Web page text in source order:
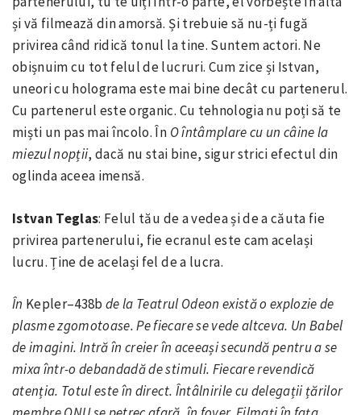
și vă filmează din amorsă. Și trebuie să nu-ți fugă
privirea când ridică tonul la tine. Suntem actori. Ne
obișnuim cu tot felul de lucruri. Cum zice și Istvan,
uneori cu holograma este mai bine decât cu partenerul.
Cu partenerul este organic. Cu tehnologia nu poți să te
miști un pas mai încolo. În O întâmplare cu un câine la
miezul nopții, dacă nu stai bine, sigur strici efectul din
oglinda aceea imensă.
Istvan Teglas: Felul tău de a vedea și de a căuta fie
privirea partenerului, fie ecranul este cam același
lucru. Ține de același fel de a lucra.
În Kepler–438bde la Teatrul Odeon există o explozie de
plasme zgomotoase. Pe fiecare se vede altceva. Un Babel
de imagini. Intră în creier în aceeași secundă pentru a se
mixa într-o debandadă de stimuli. Fiecare revendică
atenția. Totul este în direct. Întâlnirile cu delegații țărilor